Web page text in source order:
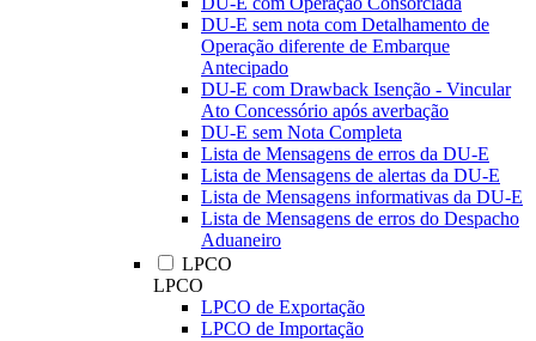
DU-E sem nota com Detalhamento de
Operação diferente de Embarque
Antecipado
DU-E com Drawback Isenção - Vincular
Ato Concessório após averbação
DU-E sem Nota Completa
Lista de Mensagens de erros da DU-E
Lista de Mensagens de alertas da DU-E
Lista de Mensagens informativas da DU-E
Lista de Mensagens de erros do Despacho
Aduaneiro
LPCO
LPCO
LPCO de Exportação
LPCO de Importação